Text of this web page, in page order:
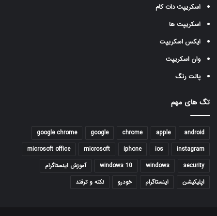
اسکریپت دات کام
اسکریپت ها
ایکس اسکریپت
وان اسکریپت
پالت رنگ
تگ های مهم
android
apple
chrome
google
google chrome
instagram
ios
iphone
microsoft
microsoft office
security
windows
windows 10
آموزش اینستاگرام
اپلیکیشن
اینستاگرام خودرو نکته و ترفند